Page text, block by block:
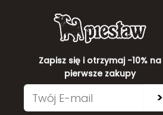
Zapisz się i otrzymaj -10% na
pierwsze zakupy
>